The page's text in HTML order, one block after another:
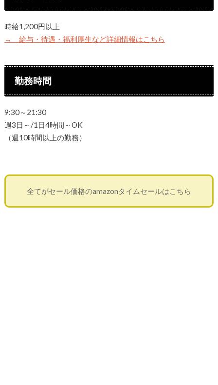
時給1,200円以上
→ 給与・待遇・福利厚生など詳細情報はこちら
勤務時間
9:30～21:30
週3日～/1日4時間～OK
（週10時間以上の勤務）
全てがセール価格のamazonタイムセールはこちら